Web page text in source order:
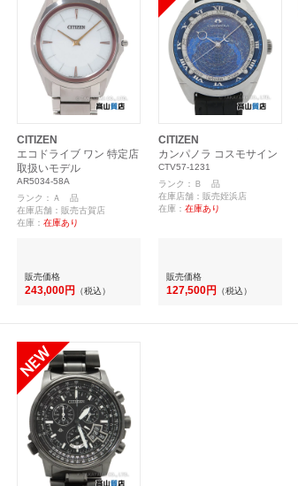
CITIZEN
エコドライブ ワン 特定店
取扱いモデル
AR5034-58A
ランク：Ａ 品
在庫店舗：販売古賀店
在庫： 在庫あり
販売価格
243,000円 （税込）
CITIZEN
カンパノラ コスモサイン
CTV57-1231
ランク：Ｂ 品
在庫店舗：販売姪浜店
在庫： 在庫あり
販売価格
127,500円 （税込）